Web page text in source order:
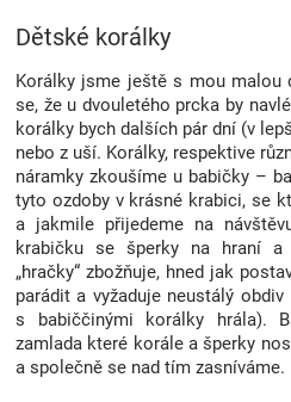
d
a
c
í
p
v
k
y
v
ý
p
i
s
Dětské korálky
Korálky jsme ještě s mou malou
se, že u dvouletého prcka by
korálky bych dalších pár dní (v
nebo z uší. Korálky, respektive
náramky zkoušíme u babičky –
tyto ozdoby v krásné krabici, se
a jakmile přijedeme na
krabičku se šperky na hraní
„hračky“ zbožňuje, hned jak
parádit a vyžaduje neustálý
s babiččinými korálky hrála).
zamlada které korále a šperky
a společně se nad tím zasníváme.